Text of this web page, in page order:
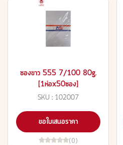
ซองขาว 555 7/100 80g.
[1ห่อx50ซอง]
SKU : 102007
ขอใบเสนอราคา
(0)